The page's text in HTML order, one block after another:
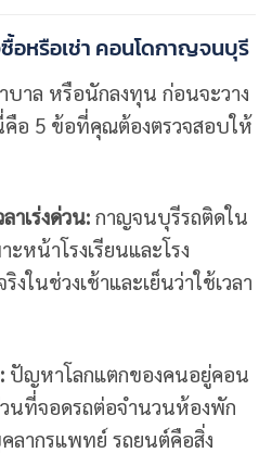
อหรือเช่า คอนโดกาญจนบุรี
าล หรือนักลงทุน ก่อนจะวาง
อ 5 ข้อที่คุณต้องตรวจสอบให้
าเร่งด่วน:กาญจนบุรีรถติดใน
ะหน้าโรงเรียนและโรง
ในช่วงเช้าและเย็นว่าใช้เวลา
ปัญหาโลกแตกของคนอยู่คอน
นที่จอดรถต่อจำนวนห้องพัก
ลากรแพทย์ รถยนต์คือสิ่ง